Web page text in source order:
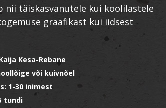
nii täiskasvanutele kui koolilastele
graafikast kui iidsest
Kesa-Rebane
või kuivnõel
1-30 inimest
tundi